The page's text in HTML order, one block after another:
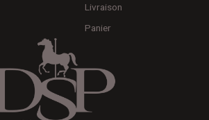
Livraison
Panier